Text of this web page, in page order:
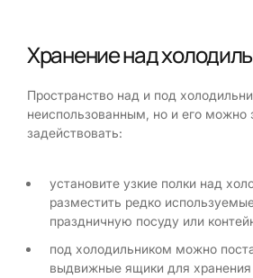
Хранение над
Пространство над и под
неиспользованным, но и его можно
задействовать:
установите узкие полки над
разместить редко
праздничную посуду или
под холодильником можно
выдвижные ящики для хранения